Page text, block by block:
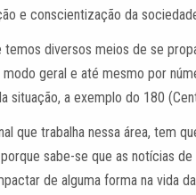
e conscientização da
temos diversos meios de se
geral e até mesmo por
situação, a exemplo do 180
que trabalha nessa área, tem
sabe-se que as notícias
de alguma forma na vida